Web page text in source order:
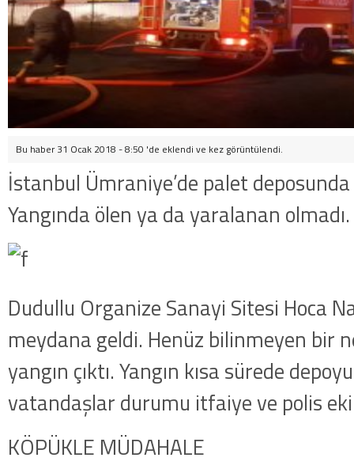
Bu haber 31 Ocak 2018 - 8:50 'de eklendi ve kez görüntülendi.
İstanbul Ümraniye’de palet deposunda
Yangında ölen ya da yaralanan olmadı.
Dudullu Organize Sanayi Sitesi Hoca
meydana geldi. Henüz bilinmeyen bir
yangın çıktı. Yangın kısa sürede
vatandaşlar durumu itfaiye ve polis
KÖPÜKLE MÜDAHALE